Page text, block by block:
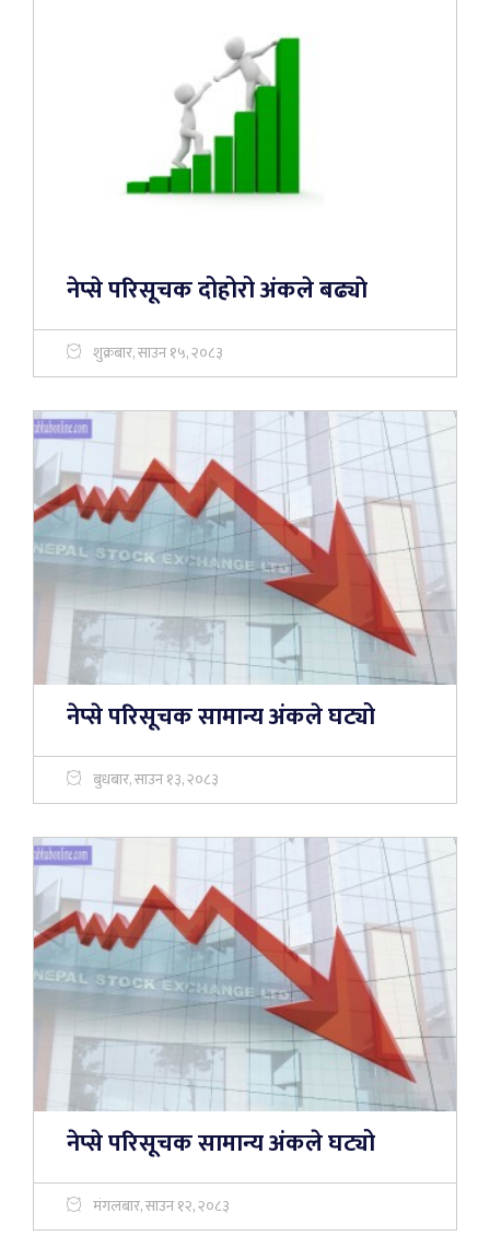
नेप्से परिसूचक दोहोरो अंकले बढ्याे
शुक्रबार, साउन १५, २०८३
नेप्से परिसूचक सामान्य अंकले घट्यो
बुधबार, साउन १३, २०८३
नेप्से परिसूचक सामान्य अंकले घट्यो
मंगलबार, साउन १२, २०८३